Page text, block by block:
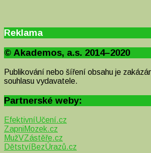
Reklama
© Akademos, a.s. 2014–2020
Publikování nebo šíření obsahu je
souhlasu vydavatele.
Partnerské weby:
EfektivníUčení.cz
ZapniMozek.cz
MužVZástěře.cz
DětstvíBezÚrazů.cz